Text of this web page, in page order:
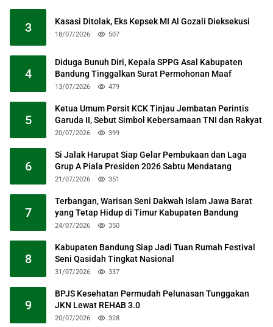
3 Kasasi Ditolak, Eks Kepsek MI Al Gozali Dieksekusi
18/07/2026 507
4
Diduga Bunuh Diri, Kepala SPPG Asal Kabupaten
Bandung Tinggalkan Surat Permohonan Maaf
13/07/2026 479
5
Ketua Umum Persit KCK Tinjau Jembatan Perintis
Garuda II, Sebut Simbol Kebersamaan TNI dan Rakyat
20/07/2026 399
6
Si Jalak Harupat Siap Gelar Pembukaan dan Laga
Grup A Piala Presiden 2026 Sabtu Mendatang
21/07/2026 351
7
Terbangan, Warisan Seni Dakwah Islam Jawa Barat
yang Tetap Hidup di Timur Kabupaten Bandung
24/07/2026 350
8
Kabupaten Bandung Siap Jadi Tuan Rumah Festival
Seni Qasidah Tingkat Nasional
31/07/2026 337
9
BPJS Kesehatan Permudah Pelunasan Tunggakan
JKN Lewat REHAB 3.0
20/07/2026 328